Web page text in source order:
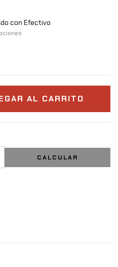
con Efectivo
CALCULAR